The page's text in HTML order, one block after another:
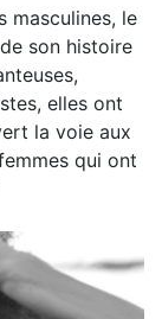
masculines, le
son histoire
elles ont
la voie aux
qui ont